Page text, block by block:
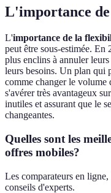
L'importance
L'importance de la
peut être sous-estimée. En
plus enclins à annuler
leurs besoins. Un plan qui
comme changer le volume
s'avérer très avantageux
inutiles et assurant que le
changeantes.
Quelles sont les
offres mobiles?
Les comparateurs en
conseils d'experts.